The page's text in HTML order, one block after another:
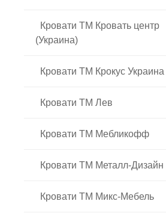
Кровати ТМ Кровать центр
(Украина)
Кровати ТМ Крокус Украина
Кровати ТМ Лев
Кровати ТМ Мебликофф
Кровати ТМ Металл-Дизайн
Кровати ТМ Микс-Мебель